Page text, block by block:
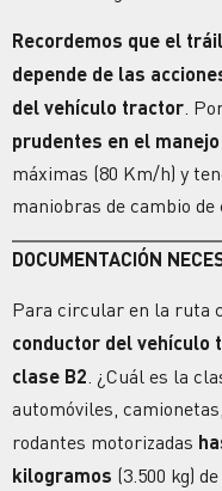
Recordemos que el
depende de las
del vehículo tractor.
prudentes en el manejo
máximas (80 Km/h) y
maniobras de cambio
DOCUMENTACIÓN
Para circular en la ruta
conductor del vehículo
clase B2 . ¿Cuál es la
automóviles,
rodantes motorizadas
kilogramos (3.500 kg)